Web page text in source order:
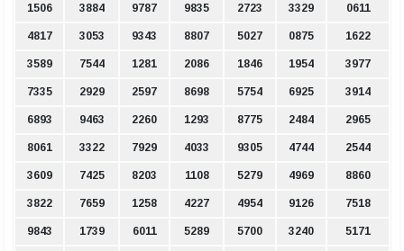
1506 3884 9787 9835 2723 3329 0611
4817 3053 9343 8807 5027 0875 1622
3589 7544 1281 2086 1846 1954 3977
7335 2929 2597 8698 5754 6925 3914
6893 9463 2260 1293 8775 2484 2965
8061 3322 7929 4033 9305 4744 2544
3609 7425 8203 1108 5279 4969 8860
3822 7659 1258 4227 4954 9126 7518
9843 1739 6011 5289 5700 3240 5171